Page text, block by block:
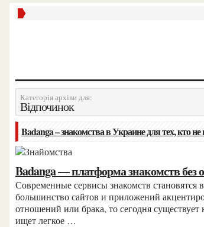
Категорія архіви для:
Відпочинок
Badanga – знакомства в Украине для тех, кто
Badanga — платформа знакомств без
Современные сервисы знакомств становятся все более разнообразными. Если раньше
большинство сайтов и приложений
отношений или брака, то сегодня
ищет легкое …